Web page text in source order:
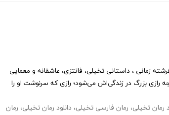
زمانی ، داستانی تخیلی، فانتزی، عاشقانه و معمایی
رازی بزرگ در زندگی‌اش می‌شود؛ رازی که سرنوشت او را
رمان تخیلی، رمان فارسی تخیلی، دانلود رمان تخیلی، رمان